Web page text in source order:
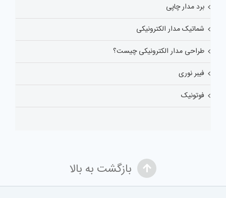
برد مدار چاپی
شماتیک مدار الکترونیکی
طراحی مدار الکترونیکی چیست؟
فیبر نوری
فوتونیک
بازگشت به بالا